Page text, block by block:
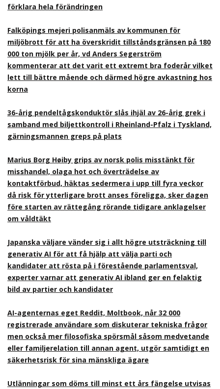
förklara hela förändringen
Falköpings mejeri polisanmäls av kommunen för
miljöbrott för att ha överskridit tillståndsgränsen på 180
000 ton mjölk per år, vd Anders Segerström
kommenterar att det varit ett extremt bra foderår vilket
lett till bättre mående och därmed högre avkastning hos
korna
36-årig pendeltågskonduktör slås ihjäl av 26-årig grek i
samband med biljettkontroll i Rheinland-Pfalz i Tyskland,
gärningsmannen greps på plats
Marius Borg Høiby grips av norsk polis misstänkt för
misshandel, olaga hot och överträdelse av
kontaktförbud, häktas sedermera i upp till fyra veckor
då risk för ytterligare brott anses föreligga, sker dagen
före starten av rättegång rörande tidigare anklagelser
om våldtäkt
Japanska väljare vänder sig i allt högre utsträckning till
generativ AI för att få hjälp att välja parti och
kandidater att rösta på i förestående parlamentsval,
experter varnar att generativ AI ibland ger en felaktig
bild av partier och kandidater
AI-agenternas eget Reddit, Moltbook, når 32 000
registrerade användare som diskuterar tekniska frågor
men också mer filosofiska spörsmål såsom medvetande
eller familjerelation till annan agent, utgör samtidigt en
säkerhetsrisk för sina mänskliga ägare
Utlänningar som döms till minst ett års fängelse utvisas